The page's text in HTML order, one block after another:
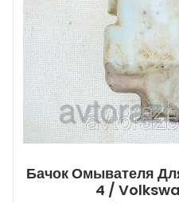
Бачок Омывателя
4 /